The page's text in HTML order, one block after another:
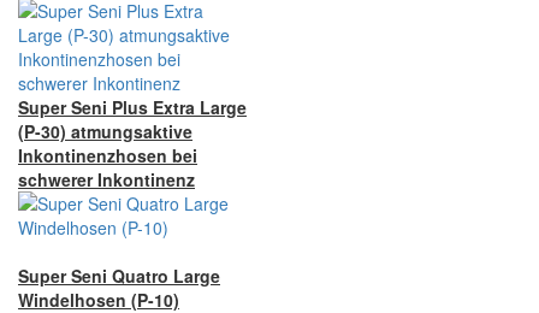
Super Seni Plus Extra Large
(P-30) atmungsaktive
Inkontinenzhosen bei
schwerer Inkontinenz
Super Seni Quatro Large
Windelhosen (P-10)